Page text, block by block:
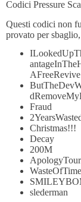
Codici Pressure
Questi codici non
provato per
AFreeRevive
Fraud
Christmas!!!
Decay
200M
ApologyTour
WasteOfTime
slederman